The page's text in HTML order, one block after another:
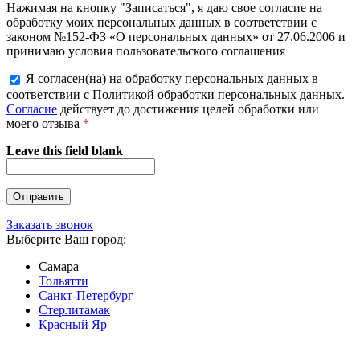
Нажимая на кнопку "Записаться", я даю свое согласие на
обработку моих персональных данных в соответствии с
законом №152-ФЗ «О персональных данных» от 27.06.2006 и
принимаю условия пользовательского соглашения
Я согласен(на) на обработку персональных данных в
соответствии с Политикой обработки персональных данных.
Согласие действует до достижения целей обработки или
моего отзыва *
Leave this field blank
Заказать звонок
Выберите Ваш город:
Самара
Тольятти
Санкт-Петербург
Стерлитамак
Красный Яр